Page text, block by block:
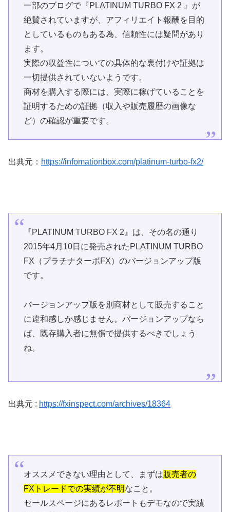
一部のブログで『PLATINUM TURBO FX 2 』が
絶賛されていますが、アフィリエイト報酬を目的
としているものもある為、信頼性には疑問があり
ます。
実際の収益性についての具体的な裏付けや証拠は
一切提供されていないようです。
商材を購入する際には、実際に稼げていることを
証明するための証拠（収入や販売履歴の画像な
ど）の確認が重要です。
出典元： https://infomationbox.com/platinum-turbo-fx2/
『PLATINUM TURBO FX 2』は、その名の通り
2015年4月10日に発売されたPLATINUM TURBO
FX（プラチナターボFX）のバージョンアップ版
です。
バージョンアップ版を別商材として販売すること
に違和感しか感じません。バージョンアップなら
ば、既存購入者に無償で提供するべきでしょう
ね。
出典元 : https://fxinspect.com/archives/18364
オススメできない理由として、まずは販売者の
FXトレードでの実績が不明なこと。
セールスページにあるレポートもデモなので実績